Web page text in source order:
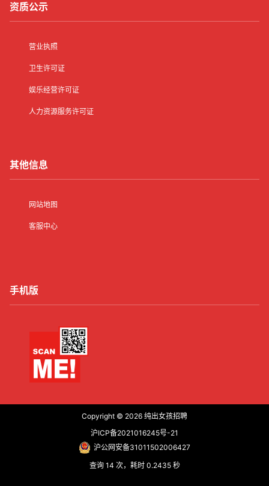
资质公示
营业执照
卫生许可证
娱乐经营许可证
人力资源服务许可证
其他信息
网站地图
客服中心
手机版
Copyright © 2026 纯出女孩招聘
沪ICP备2021016245号-21
沪公网安备31011502006427
查询 14 次，耗时 0.2435 秒